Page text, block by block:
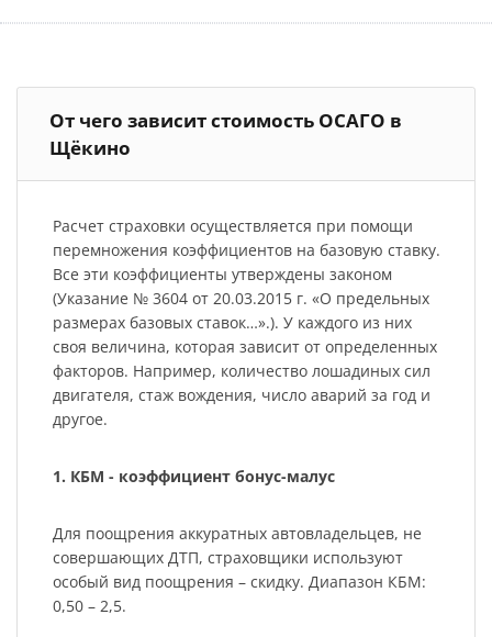
От чего зависит стоимость ОСАГО в
Щёкино
Расчет страховки осуществляется при помощи
перемножения коэффициентов на базовую ставку.
Все эти коэффициенты утверждены законом
(Указание № 3604 от 20.03.2015 г. «О предельных
размерах базовых ставок…».). У каждого из них
своя величина, которая зависит от определенных
факторов. Например, количество лошадиных сил
двигателя, стаж вождения, число аварий за год и
другое.
1. КБМ - коэффициент бонус-малус
Для поощрения аккуратных автовладельцев, не
совершающих ДТП, страховщики используют
особый вид поощрения – скидку. Диапазон КБМ:
0,50 – 2,5.